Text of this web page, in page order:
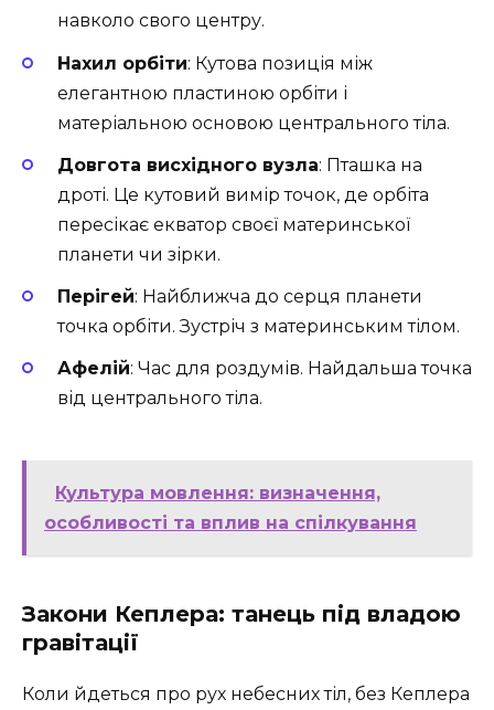
навколо свого центру.
Нахил орбіти: Кутова позиція між
елегантною пластиною орбіти і
матеріальною основою центрального тіла.
Довгота висхідного вузла: Пташка на
дроті. Це кутовий вимір точок, де орбіта
пересікає екватор своєї материнської
планети чи зірки.
Перігей: Найближча до серця планети
точка орбіти. Зустріч з материнським тілом.
Афелій: Час для роздумів. Найдальша точка
від центрального тіла.
Культура мовлення: визначення,
особливості та вплив на спілкування
Закони Кеплера: танець під владою
гравітації
Коли йдеться про рух небесних тіл, без Кеплера